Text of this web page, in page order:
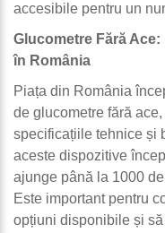
accesibile pentru un
Glucometre Fără
în România
Piața din România
de glucometre fără
specificațiile tehnice și
aceste dispozitive
ajunge până la 1000
Este important pentru
opțiuni disponibile și